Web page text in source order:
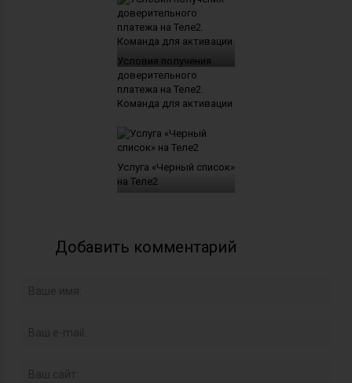
Условия получения
доверительного
платежа на Теле2.
Команда для активации
Услуга «Черный список»
на Теле2
Добавить комментарий